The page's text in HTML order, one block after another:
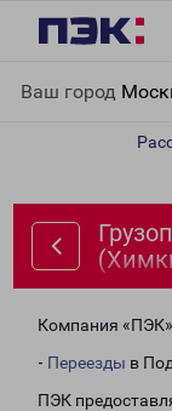
Ваш город
Компания
- Переезды в
ПЭК